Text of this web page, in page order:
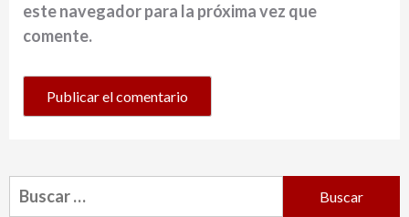
este navegador para la próxima vez que
comente.
Buscar: